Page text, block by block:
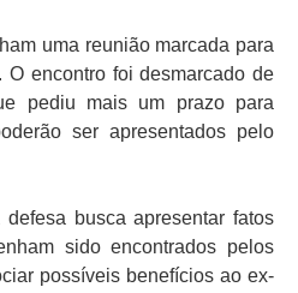
uma reunião marcada para
O encontro foi desmarcado de
pediu mais um prazo para
ser apresentados pelo
busca apresentar fatos
sido encontrados pelos
possíveis benefícios ao ex-